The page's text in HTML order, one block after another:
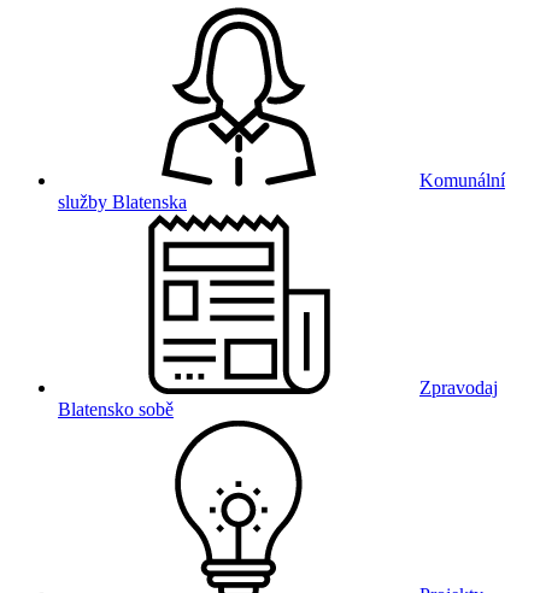
Komunální
služby Blatenska
Zpravodaj
Blatensko sobě